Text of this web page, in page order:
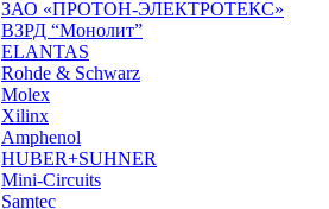
ЗАО «ПРОТОН-ЭЛЕКТРОТЕКС»
ВЗРД “Монолит”
ELANTAS
Rohde & Schwarz
Molex
Xilinx
Amphenol
HUBER+SUHNER
Mini-Circuits
Samtec